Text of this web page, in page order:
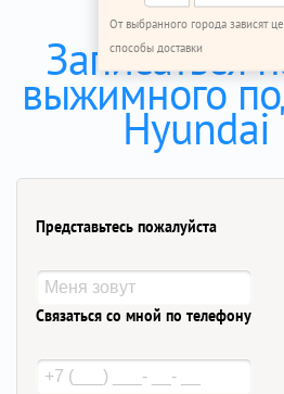
От выбранного города зависят
способы доставки
Записаться
выжимного
Hyundai
Представьтесь пожалуйста
Связаться со мной по телефону